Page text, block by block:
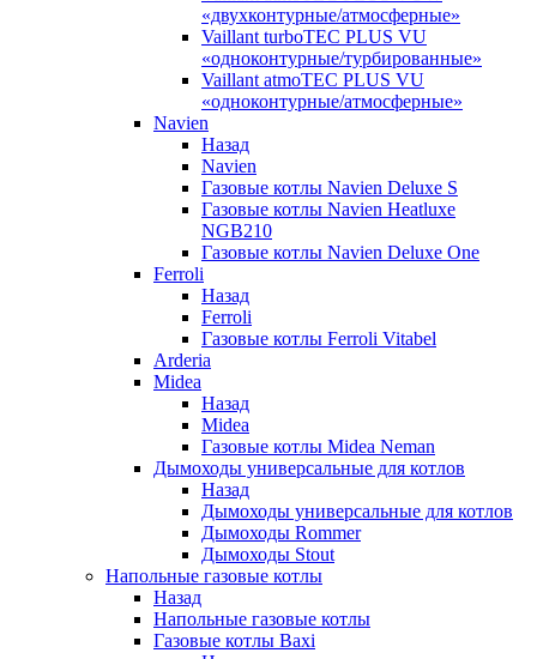
«двухконтурные/атмосферные»
Vaillant turboTEC PLUS VU
«одноконтурные/турбированные»
Vaillant atmoTEC PLUS VU
«одноконтурные/атмосферные»
Navien
Назад
Navien
Газовые котлы Navien Deluxe S
Газовые котлы Navien Heatluxe
NGB210
Газовые котлы Navien Deluxe One
Ferroli
Назад
Ferroli
Газовые котлы Ferroli Vitabel
Arderia
Midea
Назад
Midea
Газовые котлы Midea Neman
Дымоходы универсальные для котлов
Назад
Дымоходы универсальные для котлов
Дымоходы Rommer
Дымоходы Stout
Напольные газовые котлы
Назад
Напольные газовые котлы
Газовые котлы Baxi